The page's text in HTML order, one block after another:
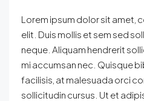
Lorem ipsum dolor sit amet,
elit. Duis mollis et sem sed
neque. Aliquam hendrerit
mi accumsan nec. Quisque
facilisis, at malesuada orci
sollicitudin cursus. Ut et